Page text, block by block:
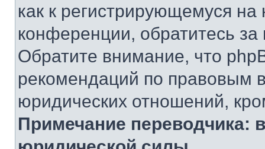
как к регистрирующемуся
конференции, обратитесь
Обратите внимание, что
рекомендаций по правовым
юридических отношений,
Примечание переводчика: